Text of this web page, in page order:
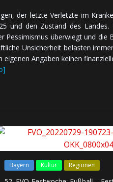
der letzte Ver­letzte im
und den Zu­stand des Landes.
Pes­si­mis­mus über­wiegt und die
Un­si­cher­heit be­las­ten
An­ga­ben kei­nen
Bayern Kultur Regionen